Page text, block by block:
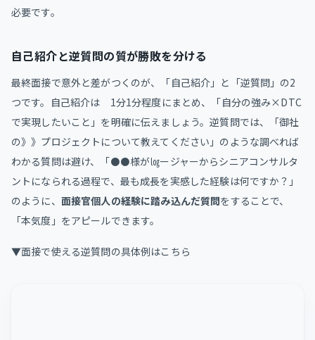
必要です。
自己紹介と逆質問の質が勝敗を分ける
最終面接で意外と差がつくのが、「自己紹介」と「逆質問」の2
つです。自己紹介は 1分1分程度にまとめ、「自分の強み×DTC
で実現したいこと」を明確に伝えましょう。逆質問では、「御社
の》》プロジェクトについて教えてください」のような調べれば
わかる質問は避け、「⚫⚫様が㏒ージャーからシニアコンサルタ
ントになられる過程で、最も成長を実感した経験は何ですか？」
のように、 面接官個人の経験に踏み込んだ質問をすることで、
「本気度」をアピールできます。
▼面接で使える逆質問の具体例はこちら